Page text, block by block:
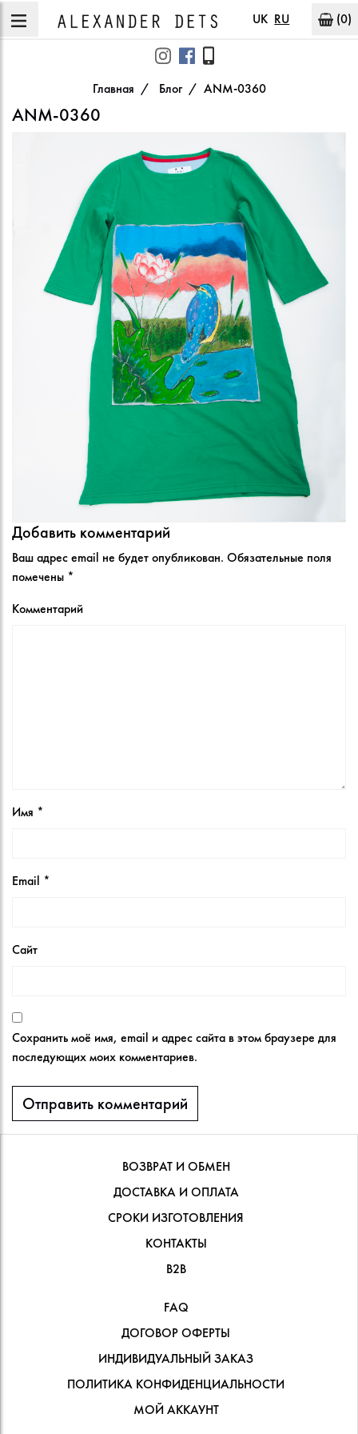
UK RU (0)
Главная Блог ANM-0360
ANM-0360
Добавить комментарий
Ваш адрес email не будет опубликован. Обязательные поля
помечены *
Комментарий
Имя *
Email *
Сайт
Сохранить моё имя, email и адрес сайта в этом браузере для
последующих моих комментариев.
ВОЗВРАТ И ОБМЕН
ДОСТАВКА И ОПЛАТА
СРОКИ ИЗГОТОВЛЕНИЯ
КОНТАКТЫ
В2В
FAQ
ДОГОВОР ОФЕРТЫ
ИНДИВИДУАЛЬНЫЙ ЗАКАЗ
ПОЛИТИКА КОНФИДЕНЦИАЛЬНОСТИ
МОЙ АККАУНТ